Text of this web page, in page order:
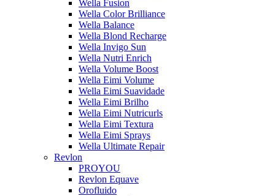
Wella Fusion
Wella Color Brilliance
Wella Balance
Wella Blond Recharge
Wella Invigo Sun
Wella Nutri Enrich
Wella Volume Boost
Wella Eimi Volume
Wella Eimi Suavidade
Wella Eimi Brilho
Wella Eimi Nutricurls
Wella Eimi Textura
Wella Eimi Sprays
Wella Ultimate Repair
Revlon
PROYOU
Revlon Equave
Orofluido